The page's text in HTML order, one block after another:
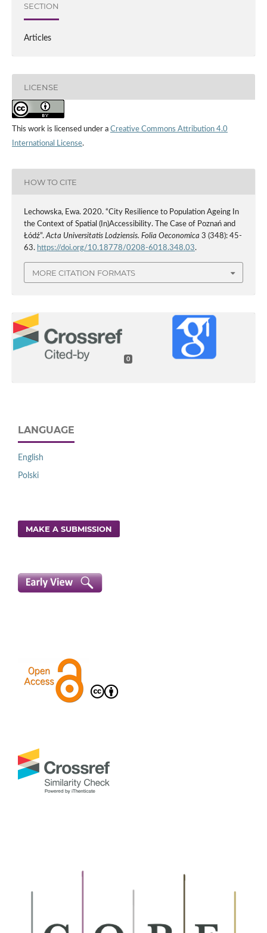
SECTION
Articles
LICENSE
This work is licensed under a Creative Commons Attribution 4.0
International License.
HOW TO CITE
Lechowska, Ewa. 2020. “City Resilience to Population Ageing In
the Context of Spatial (In)Accessibility. The Case of Poznań and
Łódź”.Acta Universitatis Lodziensis. Folia Oeconomica 3 (348): 45-
63. https://doi.org/10.18778/0208-6018.348.03.
MORE CITATION FORMATS
0
LANGUAGE
English
Polski
MAKE A SUBMISSION